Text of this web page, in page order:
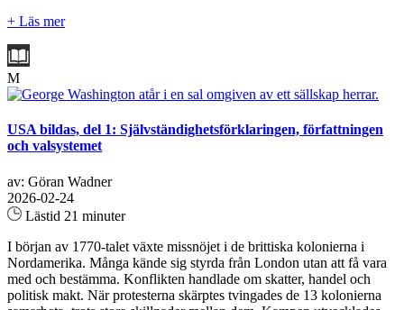
+ Läs mer
M
USA bildas, del 1: Självständighetsförklaringen, författningen
och valsystemet
av: Göran Wadner
2026-02-24
Lästid 21 minuter
I början av 1770-talet växte missnöjet i de brittiska kolonierna i
Nordamerika. Många kände sig styrda från London utan att få vara
med och bestämma. Konflikten handlade om skatter, handel och
politisk makt. När protesterna skärptes tvingades de 13 kolonierna